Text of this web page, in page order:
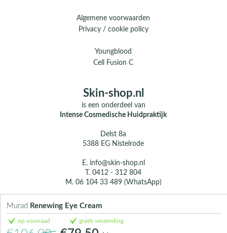
Murad Renewing Eye Cream
op voorraad gratis verzending
Algemene voorwaarden
Privacy / cookie policy
Youngblood
Cell Fusion C
Skin-shop.nl
is een onderdeel van
Intense Cosmedische Huidpraktijk
Delst 8a
5388 EG Nistelrode
E. info@skin-shop.nl
T.0412 - 312 804
M. 06 104 33 489 (WhatsApp)